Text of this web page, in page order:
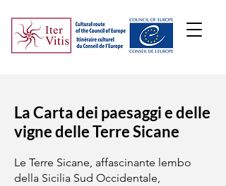
La Carta dei paesaggi e delle
vigne delle Terre Sicane
Le Terre Sicane, affascinante lembo
della Sicilia Sud Occidentale,